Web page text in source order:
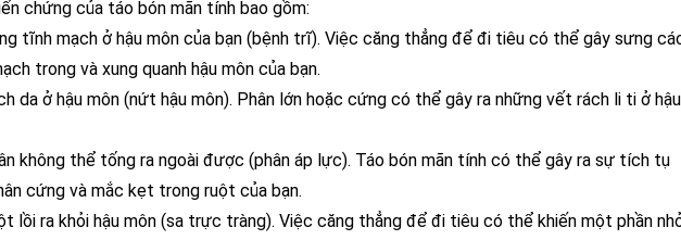
chứng của táo bón mãn tính bao gồm:
tĩnh mạch ở hậu môn của bạn (bệnh trĩ). Việc căng thẳng để đi tiêu có thể gây sưng
trong và xung quanh hậu môn của bạn.
da ở hậu môn (nứt hậu môn). Phân lớn hoặc cứng có thể gây ra những vết rách li ti ở hậu
không thể tống ra ngoài được (phân áp lực). Táo bón mãn tính có thể gây ra sự tích tụ
cứng và mắc kẹt trong ruột của bạn.
lồi ra khỏi hậu môn (sa trực tràng). Việc căng thẳng để đi tiêu có thể khiến một phần